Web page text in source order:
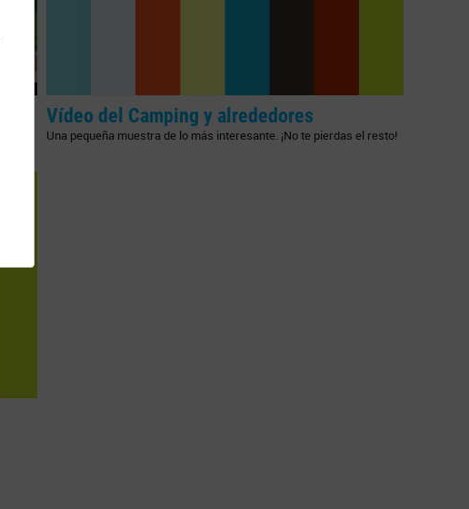
Vídeo del Camping y alrededores
Una pequeña muestra de lo más interesante. ¡No te pierdas el resto!